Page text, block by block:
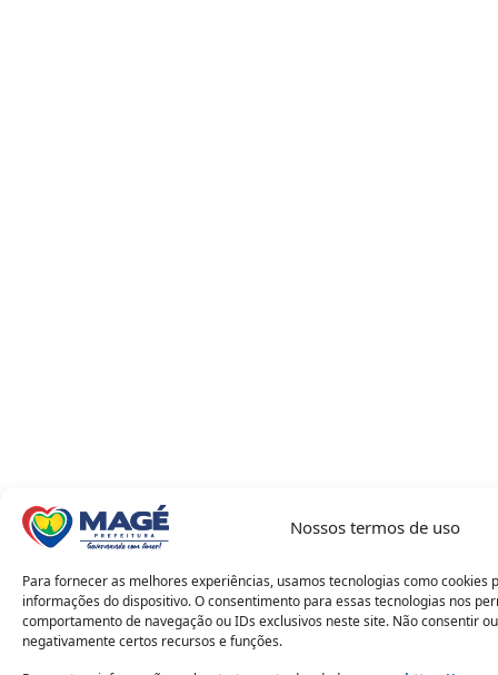
Nossos termos de uso
Para fornecer as melhores experiências, usamos tecnologias como cookies
informações do dispositivo. O consentimento para essas tecnologias nos
comportamento de navegação ou IDs exclusivos neste site. Não consentir
negativamente certos recursos e funções.